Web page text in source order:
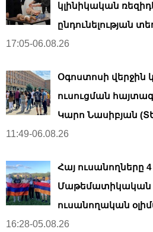
կլինիկական
ընդունելության
17:05-06.08.26
Օգոստոսի վերջին
ուսուցման
Կարո Նասիբյան
11:49-06.08.26
Հայ ուսանողները
Մաթեմատիկական
ուսանողական
16:28-05.08.26